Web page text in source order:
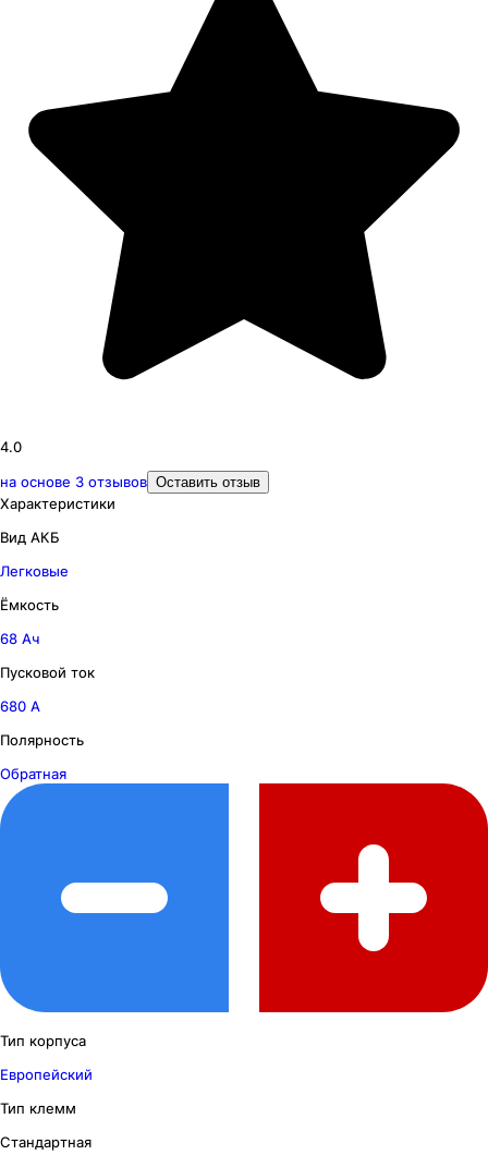
4.0
на основе 3 отзывов Оставить отзыв
Характеристики
Вид АКБ
Легковые
Ёмкость
68 Ач
Пусковой ток
680 А
Полярность
Обратная
Тип корпуса
Европейский
Тип клемм
Стандартная